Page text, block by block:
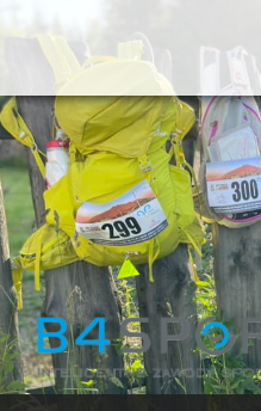
Rajd Izersko-
Karkonoski im.
Roberta
Kapczyńskiego